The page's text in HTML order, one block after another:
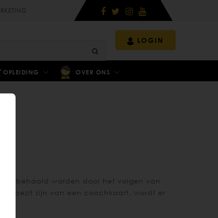
LOGIN
OPLEIDING OVER ONS
behaald worden door het volgen van
bezit zijn van een coachkaart, wordt er